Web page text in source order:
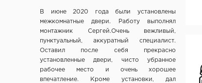
Verda ЗАО "ПО Одинцово", г. Москва
ОАО "Стройдетали" г. Вилейка
ООО "Вудрев" г. Мозырь
ООО "Прима Порта", Минск
В июне 2020 года были установлены
межкомнатные двери. Работу выполнял
монтажник Сергей.Очень вежливый,
пунктуальный, аккуратный специалист.
Оставил после себя прекрасно
установленные двери, чисто убранное
рабочее место и очень хорошее
впечатление. Кроме установки, дал